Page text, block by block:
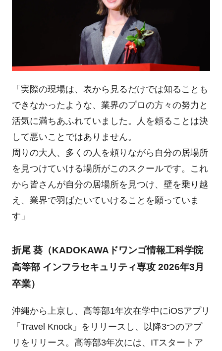
「実際の現場は、表から見るだけでは知ることも
できなかったような、業界のプロの方々の努力と
活気に満ちあふれていました。人を頼ることは決
して悪いことではありません。
周りの大人、多くの人を頼りながら自分の居場所
を見つけていける場所がこのスクールです。これ
から皆さんが自分の居場所を見つけ、壁を乗り越
え、業界で羽ばたいていけることを願っていま
す」
折尾 葵（KADOKAWAドワンゴ情報工科学院
高等部 インフラセキュリティ専攻 2026年3月
卒業）
沖縄から上京し、高等部1年次在学中にiOSアプリ
「Travel Knock」をリリースし、以降3つのアプ
リをリリース。高等部3年次には、ITスタートア